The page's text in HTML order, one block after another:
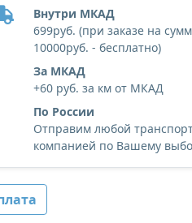
Внутри МКАД
699руб. (при заказе на
10000руб. - бесплатно)
За МКАД
+60 руб. за км от МКАД
По России
Отправим любой
компанией по Вашему